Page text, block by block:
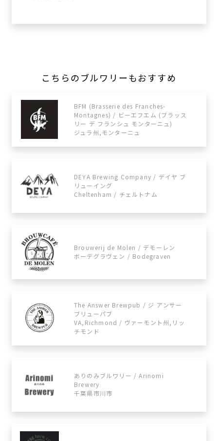
こちらのブルワリーもおすすめ
BFM (Brasserie des Franches-
Montagnes) / ビーエフエム (ブラッス
リー デ フランシュ モンターニュ)
ジュラ州,モンターニュ
DEYA Brewing Company / デイヤ ブ
リューイング
Cheltenham / チェルトナム
Brouwerij de Molen / デモーレン
ボーデグラヴェン / Bodegraven
The Answer Brewpub / ジ アンサー
ブリューパブ
VA,Richmond / ヴァーモント州,リッ
チモンド
ありのみブルワリー / Arinomi
Brewery
千葉県市川市